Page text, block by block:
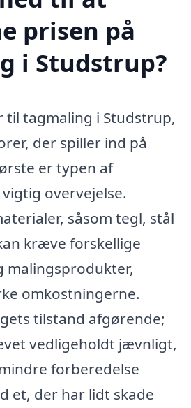
prisen på
i Studstrup?
til tagmaling i Studstrup,
der spiller ind på
er typen af
overvejelse.
såsom tegl, stål
kræve forskellige
malingsprodukter,
omkostningerne.
tilstand afgørende;
vedligeholdt jævnligt,
forberedelse
et, der har lidt skade